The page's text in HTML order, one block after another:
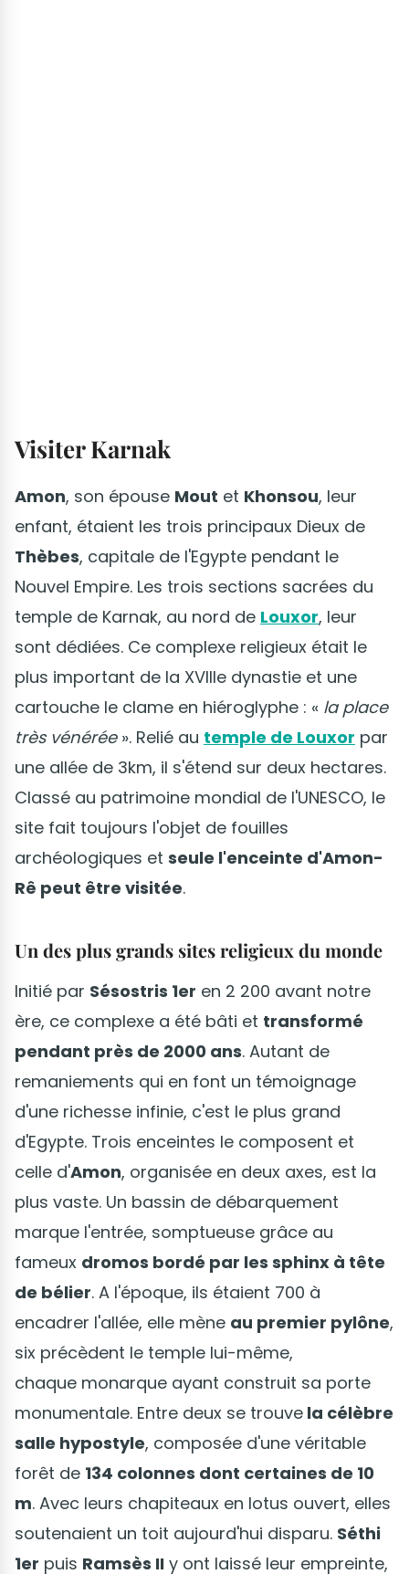
Visiter Karnak
Amon, son épouse Mout et Khonsou, leur
enfant, étaient les trois principaux Dieux de
Thèbes, capitale de l'Egypte pendant le
Nouvel Empire. Les trois sections sacrées du
temple de Karnak, au nord de Louxor, leur
sont dédiées. Ce complexe religieux était le
plus important de la XVIIIe dynastie et une
cartouche le clame en hiéroglyphe : « la place
très vénérée». Relié au temple de Louxor par
une allée de 3km, il s'étend sur deux hectares.
Classé au patrimoine mondial de l'UNESCO, le
site fait toujours l'objet de fouilles
archéologiques et seule l'enceinte d'Amon-
Rê peut être visitée.
Un des plus grands sites religieux du monde
Initié par Sésostris 1er en 2 200 avant notre
ère, ce complexe a été bâti et transformé
pendant près de 2000 ans. Autant de
remaniements qui en font un témoignage
d'une richesse infinie, c'est le plus grand
d'Egypte. Trois enceintes le composent et
celle d'Amon, organisée en deux axes, est la
plus vaste. Un bassin de débarquement
marque l'entrée, somptueuse grâce au
fameux dromos bordé par les sphinx à tête
de bélier. A l'époque, ils étaient 700 à
encadrer l'allée, elle mène au premier pylône,
six précèdent le temple lui-même,
chaque monarque ayant construit sa porte
monumentale. Entre deux se trouve la célèbre
salle hypostyle, composée d'une véritable
forêt de 134 colonnes dont certaines de 10
m. Avec leurs chapiteaux en lotus ouvert, elles
soutenaient un toit aujourd'hui disparu. Séthi
1er puis Ramsès II y ont laissé leur empreinte,